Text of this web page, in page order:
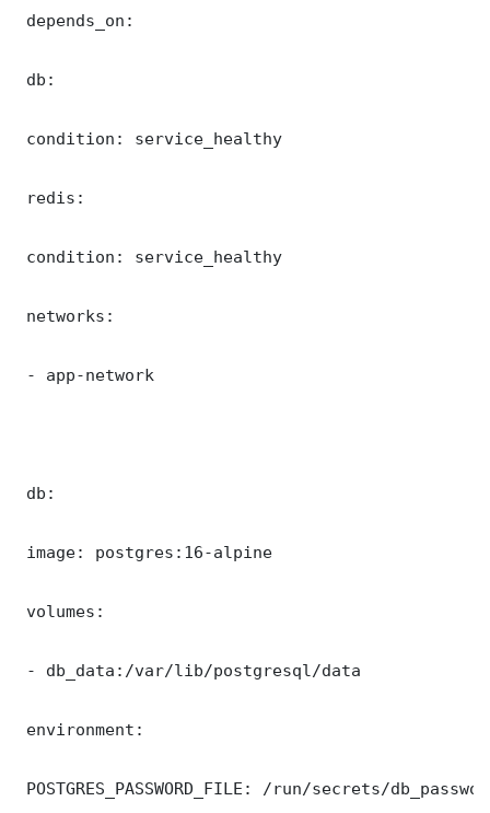
depends_on:
db:
condition: service_healthy
redis:
condition: service_healthy
networks:
- app-network
db:
image: postgres:16-alpine
volumes:
- db_data:/var/lib/postgresql/data
environment:
POSTGRES_PASSWORD_FILE: /run/secrets/